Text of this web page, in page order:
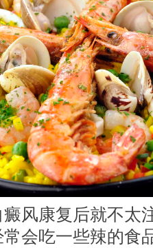
康复后就不太
会吃一些辣的食